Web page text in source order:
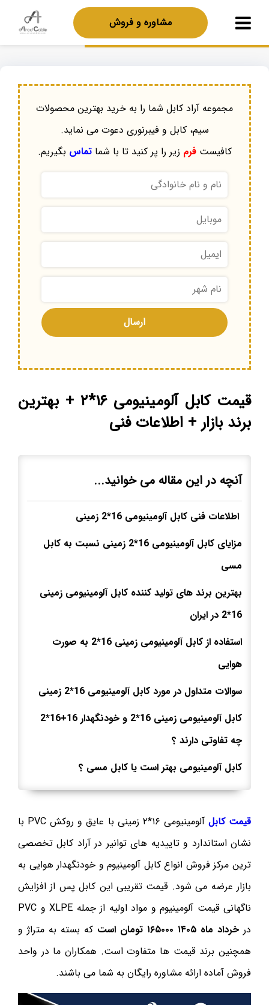
مشاوره و فروش
مجموعه آراد کابل شما را به خرید بهترین محصولات
سیم، کابل و فیبرنوری دعوت می نماید.
کافیستفرم زیر را پر کنید تا با شماتماس بگیریم.
قیمت کابل آلومینیومی ۱۶*۲ + بهترین
برند بازار + اطلاعات فنی
آنچه در این مقاله می خوانید...
اطلاعات فنی کابل آلومینیومی 16*2 زمینی
مزایای کابل آلومینیومی 16*2 زمینی نسبت به کابل
مسی
بهترین برند های تولید کننده کابل آلومینیومی زمینی
16*2 در ایران
استفاده از کابل آلومینیومی زمینی 16*2 به صورت
هوایی
سوالات متداول در مورد کابل آلومینیومی 16*2 زمینی
کابل آلومینیومی زمینی 16*2 و خودنگهدار 16+16*2
چه تفاوتی دارند ؟
کابل آلومینیومی بهتر است یا کابل مسی ؟
قیمت کابل
آلومینیومی ۱۶*۲ زمینی با عایق و روکش PVC با
نشان استاندارد و تاییدیه های توانیر در آراد کابل تخصصی
ترین مرکز فروش انواع کابل آلومینیوم و خودنگهدار هوایی به
بازار عرضه می شود. قیمت تقریبی این کابل پس از افزایش
ناگهانی قیمت آلومینیوم و مواد اولیه از جمله XLPE و PVC
در خرداد ماه ۱۴۰۵ ۱۶۵۰۰۰ تومان است
که بسته به متراژ و
همچنین برند قیمت ها متفاوت است. همکاران ما در واحد
فروش آماده ارائه مشاوره رایگان به شما می باشند.